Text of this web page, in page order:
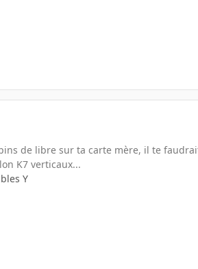
de libre sur ta carte mère, il te
K7 verticaux...
Y